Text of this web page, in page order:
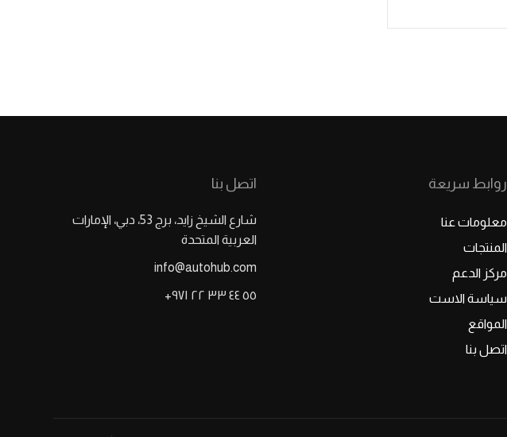
روابط سريعة
معلومات عنا
المنتجات
مركز الدعم
سياسة الاست
المواقع
اتصل بنا
اتصل بنا
شارع الشيخ زايد، برج 53، دبي، الإمارات
العربية المتحدة
info@autohub.com
٥٥ ٤٤ ٣٣ ٢٢ ٩٧١+